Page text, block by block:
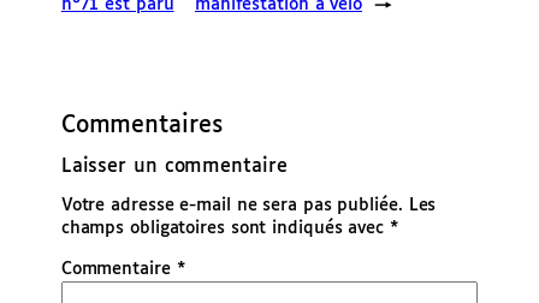
n°71 est paru manifestation à vélo →
Commentaires
Laisser un commentaire
Votre adresse e-mail ne sera pas publiée.
Les
champs obligatoires sont indiqués avec *
Commentaire *